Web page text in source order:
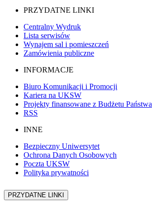
PRZYDATNE LINKI
Centralny Wydruk
Lista serwisów
Wynajem sal i pomieszczeń
Zamówienia publiczne
INFORMACJE
Biuro Komunikacji i Promocji
Kariera na UKSW
Projekty finansowane z Budżetu Państwa
RSS
INNE
Bezpieczny Uniwersytet
Ochrona Danych Osobowych
Poczta UKSW
Polityka prywatności
PRZYDATNE LINKI